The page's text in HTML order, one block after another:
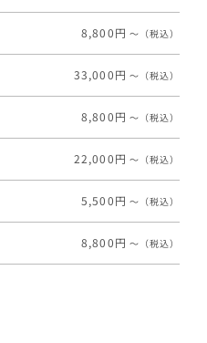
8,800円 〜（税込）
33,000円 〜（税込）
8,800円 〜（税込）
22,000円 〜（税込）
5,500円 〜（税込）
8,800円 〜（税込）